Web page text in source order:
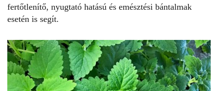
fertőtlenítő, nyugtató hatású és emésztési bántalmak
esetén is segít.